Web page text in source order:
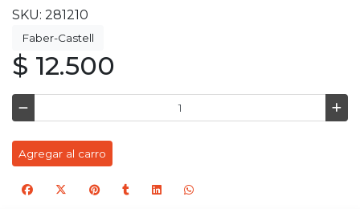
SKU: 281210
Faber-Castell
$ 12.500
Agregar al carro